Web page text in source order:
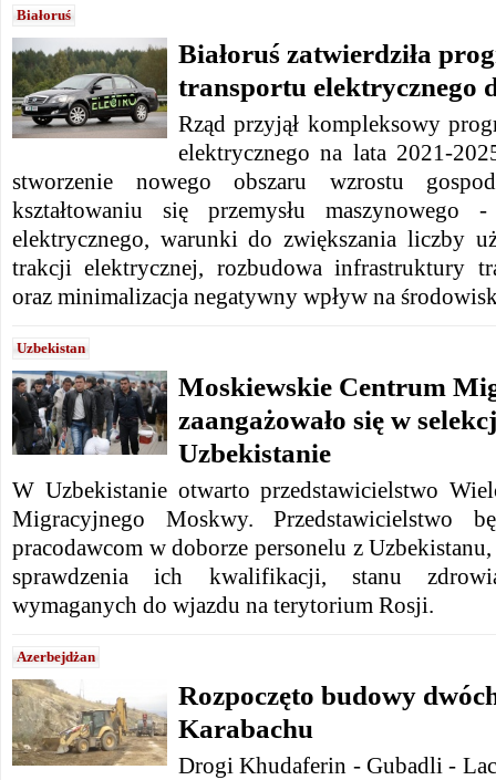
Białoruś
Białoruś zatwierdziła
transportu elektrycznego
Rząd przyjął kompleksowy
elektrycznego na lata 2021-
stworzenie nowego obszaru wzrostu
kształtowaniu się przemysłu maszynowego
elektrycznego, warunki do zwiększania liczby
trakcji elektrycznej, rozbudowa infrastruktury
oraz minimalizacja negatywny wpływ na
Uzbekistan
Moskiewskie Centrum
zaangażowało się w
Uzbekistanie
W Uzbekistanieotwarto przedstawicielstwo
Migracyjnego Moskwy.Przedstawicielstwo
pracodawcom w doborze personelu z
sprawdzenia ich kwalifikacji, stanu
wymaganych do wjazdu na terytorium Rosji.
Azerbejdżan
Rozpoczęto budowy
Karabachu
Drogi Khudaferin - Gubadli -